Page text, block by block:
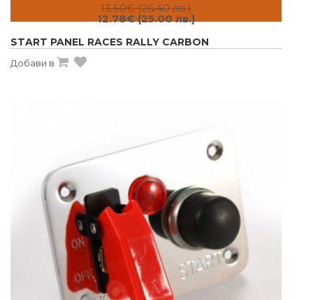
START PANEL RACES RALLY CARBON
13.50€ (26.40 лв.)
12.78€ (25.00 лв.)
Добави в